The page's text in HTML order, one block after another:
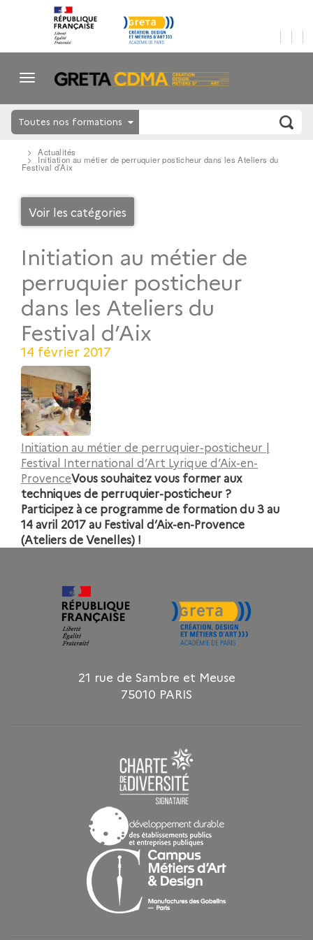
Toutes nos formations
Actualités
Initiation au métier de perruquier posticheur dans les Ateliers du
Festival d’Aix
Voir les catégories
Initiation au métier de
perruquier posticheur
dans les Ateliers du
Festival d’Aix
14 février 2017
Initiation au métier de perruquier-posticheur |
Festival International d’Art Lyrique d’Aix-en-
ProvenceVous souhaitez vous former aux
techniques de perruquier-posticheur ?
Participez à ce programme de formation du 3 au
14 avril 2017 au Festival d’Aix-en-Provence
(Ateliers de Venelles) !
21 rue de Sambre et Meuse
75010 PARIS